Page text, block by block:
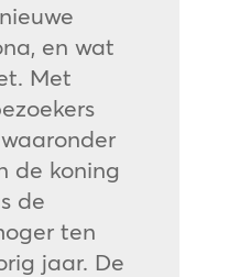
en wat
Met
de koning
de
ten
jaar. De